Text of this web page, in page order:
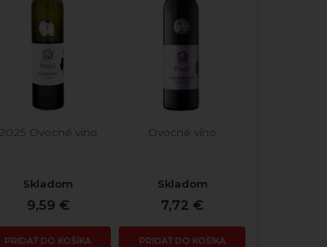
2025 Ovocné víno
Skladom
9,59 €
PRIDAŤ DO KOŠÍKA
Ovocné víno
Skladom
7,72 €
PRIDAŤ DO KOŠÍKA